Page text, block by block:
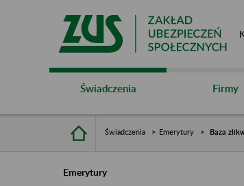
Świadczenia Firmy
Świadczenia Emerytury Baza
Emerytury